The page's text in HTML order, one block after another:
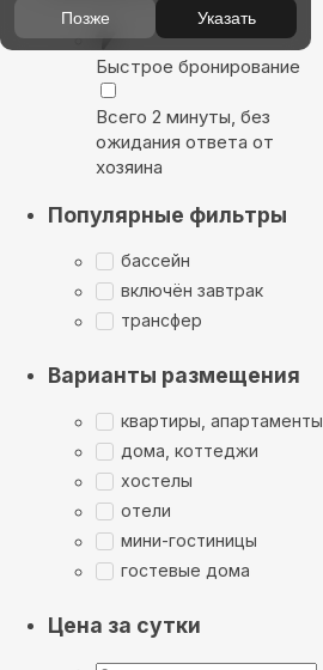
Быстрое бронирование
Всего 2 минуты, без
ожидания ответа от
хозяина
Популярные фильтры
бассейн
включён завтрак
трансфер
Варианты размещения
квартиры, апартаменты
дома, коттеджи
хостелы
отели
мини-гостиницы
гостевые дома
Цена за сутки
Позже Указать